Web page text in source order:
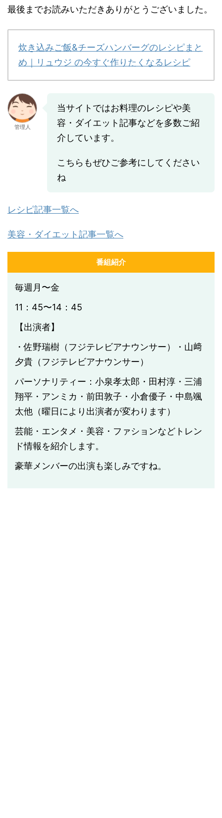
最後までお読みいただきありがとうございました。
炊き込みご飯&チーズハンバーグのレシピまと
め｜リュウジ の今すぐ作りたくなるレシピ
管理人
当サイトではお料理のレシピや美
容・ダイエット記事などを多数ご紹
介しています。
こちらもぜひご参考にしてください
ね
レシピ記事一覧へ
美容・ダイエット記事一覧へ
番組紹介
毎週月〜金
11：45〜14：45
【出演者】
・佐野瑞樹（フジテレビアナウンサー）・山﨑
夕貴（フジテレビアナウンサー）
パーソナリティー：小泉孝太郎・田村淳・三浦
翔平・アンミカ・前田敦子・小倉優子・中島颯
太他（曜日により出演者が変わります）
芸能・エンタメ・美容・ファションなどトレン
ド情報を紹介します。
豪華メンバーの出演も楽しみですね。